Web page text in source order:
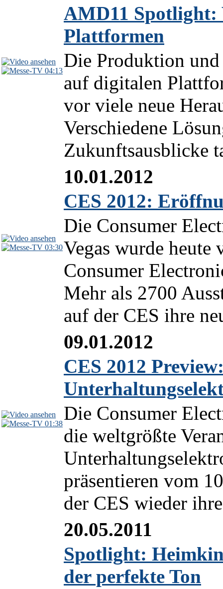
04:13
AMD11 Spotlight:
Plattformen
Die Produktion
auf digitalen
vor viele neue
Verschiedene
Zukunftsausblicke
03:30
10.01.2012
CES 2012:
Die Consumer
Vegas wurde heute
Consumer
Mehr als 2700
auf der CES ihre
01:38
09.01.2012
CES 2012
Die Consumer
die weltgrößte
präsentieren vom
der CES wieder
20.05.2011
Spotlight:
der perfekte Ton